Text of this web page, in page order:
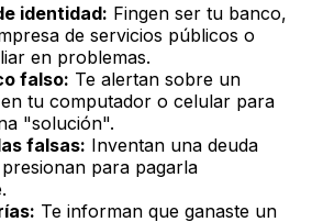
identidad: Fingen ser tu banco,
de servicios públicos o
en problemas.
falso: Te alertan sobre un
tu computador o celular para
"solución".
falsas: Inventan una deuda
para pagarla
Te informan que ganaste un